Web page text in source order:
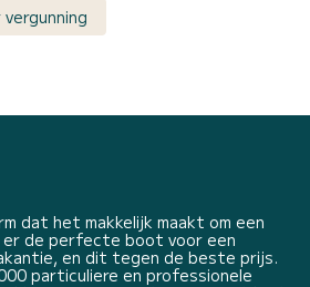
dat het makkelijk maakt om een
de perfecte boot voor een
en dit tegen de beste prijs.
particuliere en professionele